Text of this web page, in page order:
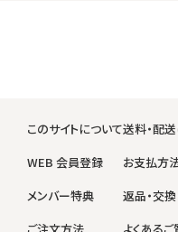
このサイトについて
WEB 会員登録
メンバー特典
送料・配
お支払方
返品・交